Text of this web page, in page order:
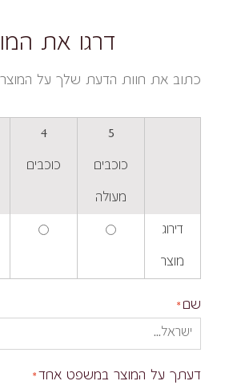
דרגו את
כתוב את חוות הדעת שלך על
5
כוכבים
מעולה
4
כוכבים
דירוג
מוצר
שם
דעתך על המוצר במשפט אחד